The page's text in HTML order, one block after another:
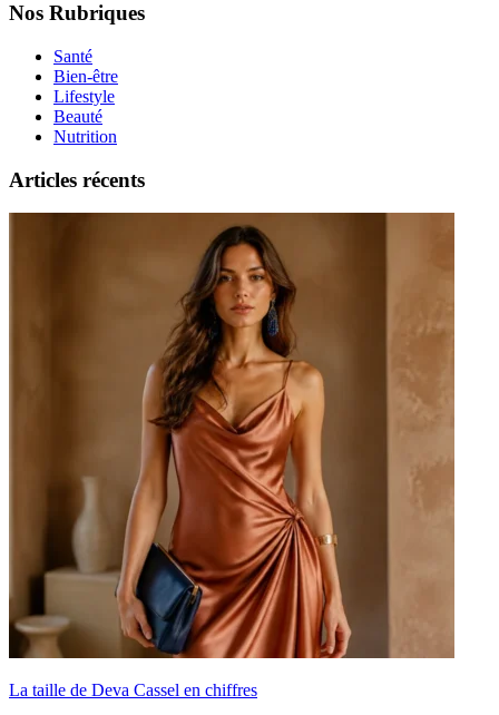
Nos Rubriques
Santé
Bien-être
Lifestyle
Beauté
Nutrition
Articles récents
La taille de Deva Cassel en chiffres